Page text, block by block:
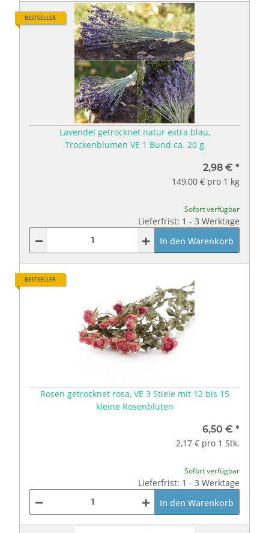
BESTSELLER
Lavendel getrocknet natur extra blau,
Trockenblumen VE 1 Bund ca. 20 g
2,98 € *
149,00 € pro 1 kg
Sofort verfügbar
Lieferfrist: 1 - 3 Werktage
In den Warenkorb
BESTSELLER
Rosen getrocknet rosa, VE 3 Stiele mit 12 bis 15
kleine Rosenblüten
6,50 € *
2,17 € pro 1 Stk.
Sofort verfügbar
Lieferfrist: 1 - 3 Werktage
In den Warenkorb